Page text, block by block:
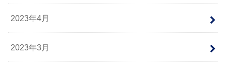
2023年4月
2023年3月